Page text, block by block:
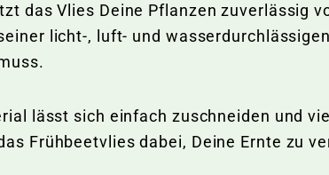
das Vlies Deine Pflanzen zuverlässig
licht-, luft- und
lässt sich einfach zuschneiden und
Frühbeetvlies dabei, Deine Ernte zu